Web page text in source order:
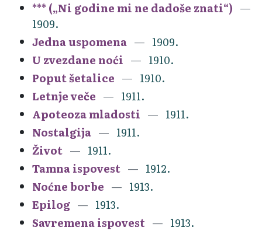
*** („Ni godine mi ne dadoše znati“)
1909.
Jedna uspomena
1909.
U zvezdane noći
1910.
Poput šetalice
1910.
Letnje veče
1911.
Apoteoza mladosti
1911.
Nostalgija
1911.
Život
1911.
Tamna ispovest
1912.
Noćne borbe
1913.
Epilog
1913.
Savremena ispovest
1913.